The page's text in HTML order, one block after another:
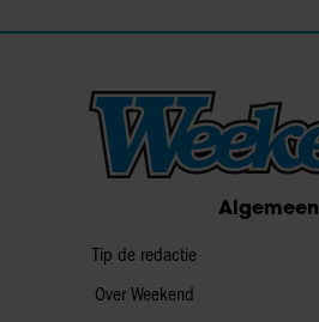
Algemeen
Tip de redactie
Over Weekend